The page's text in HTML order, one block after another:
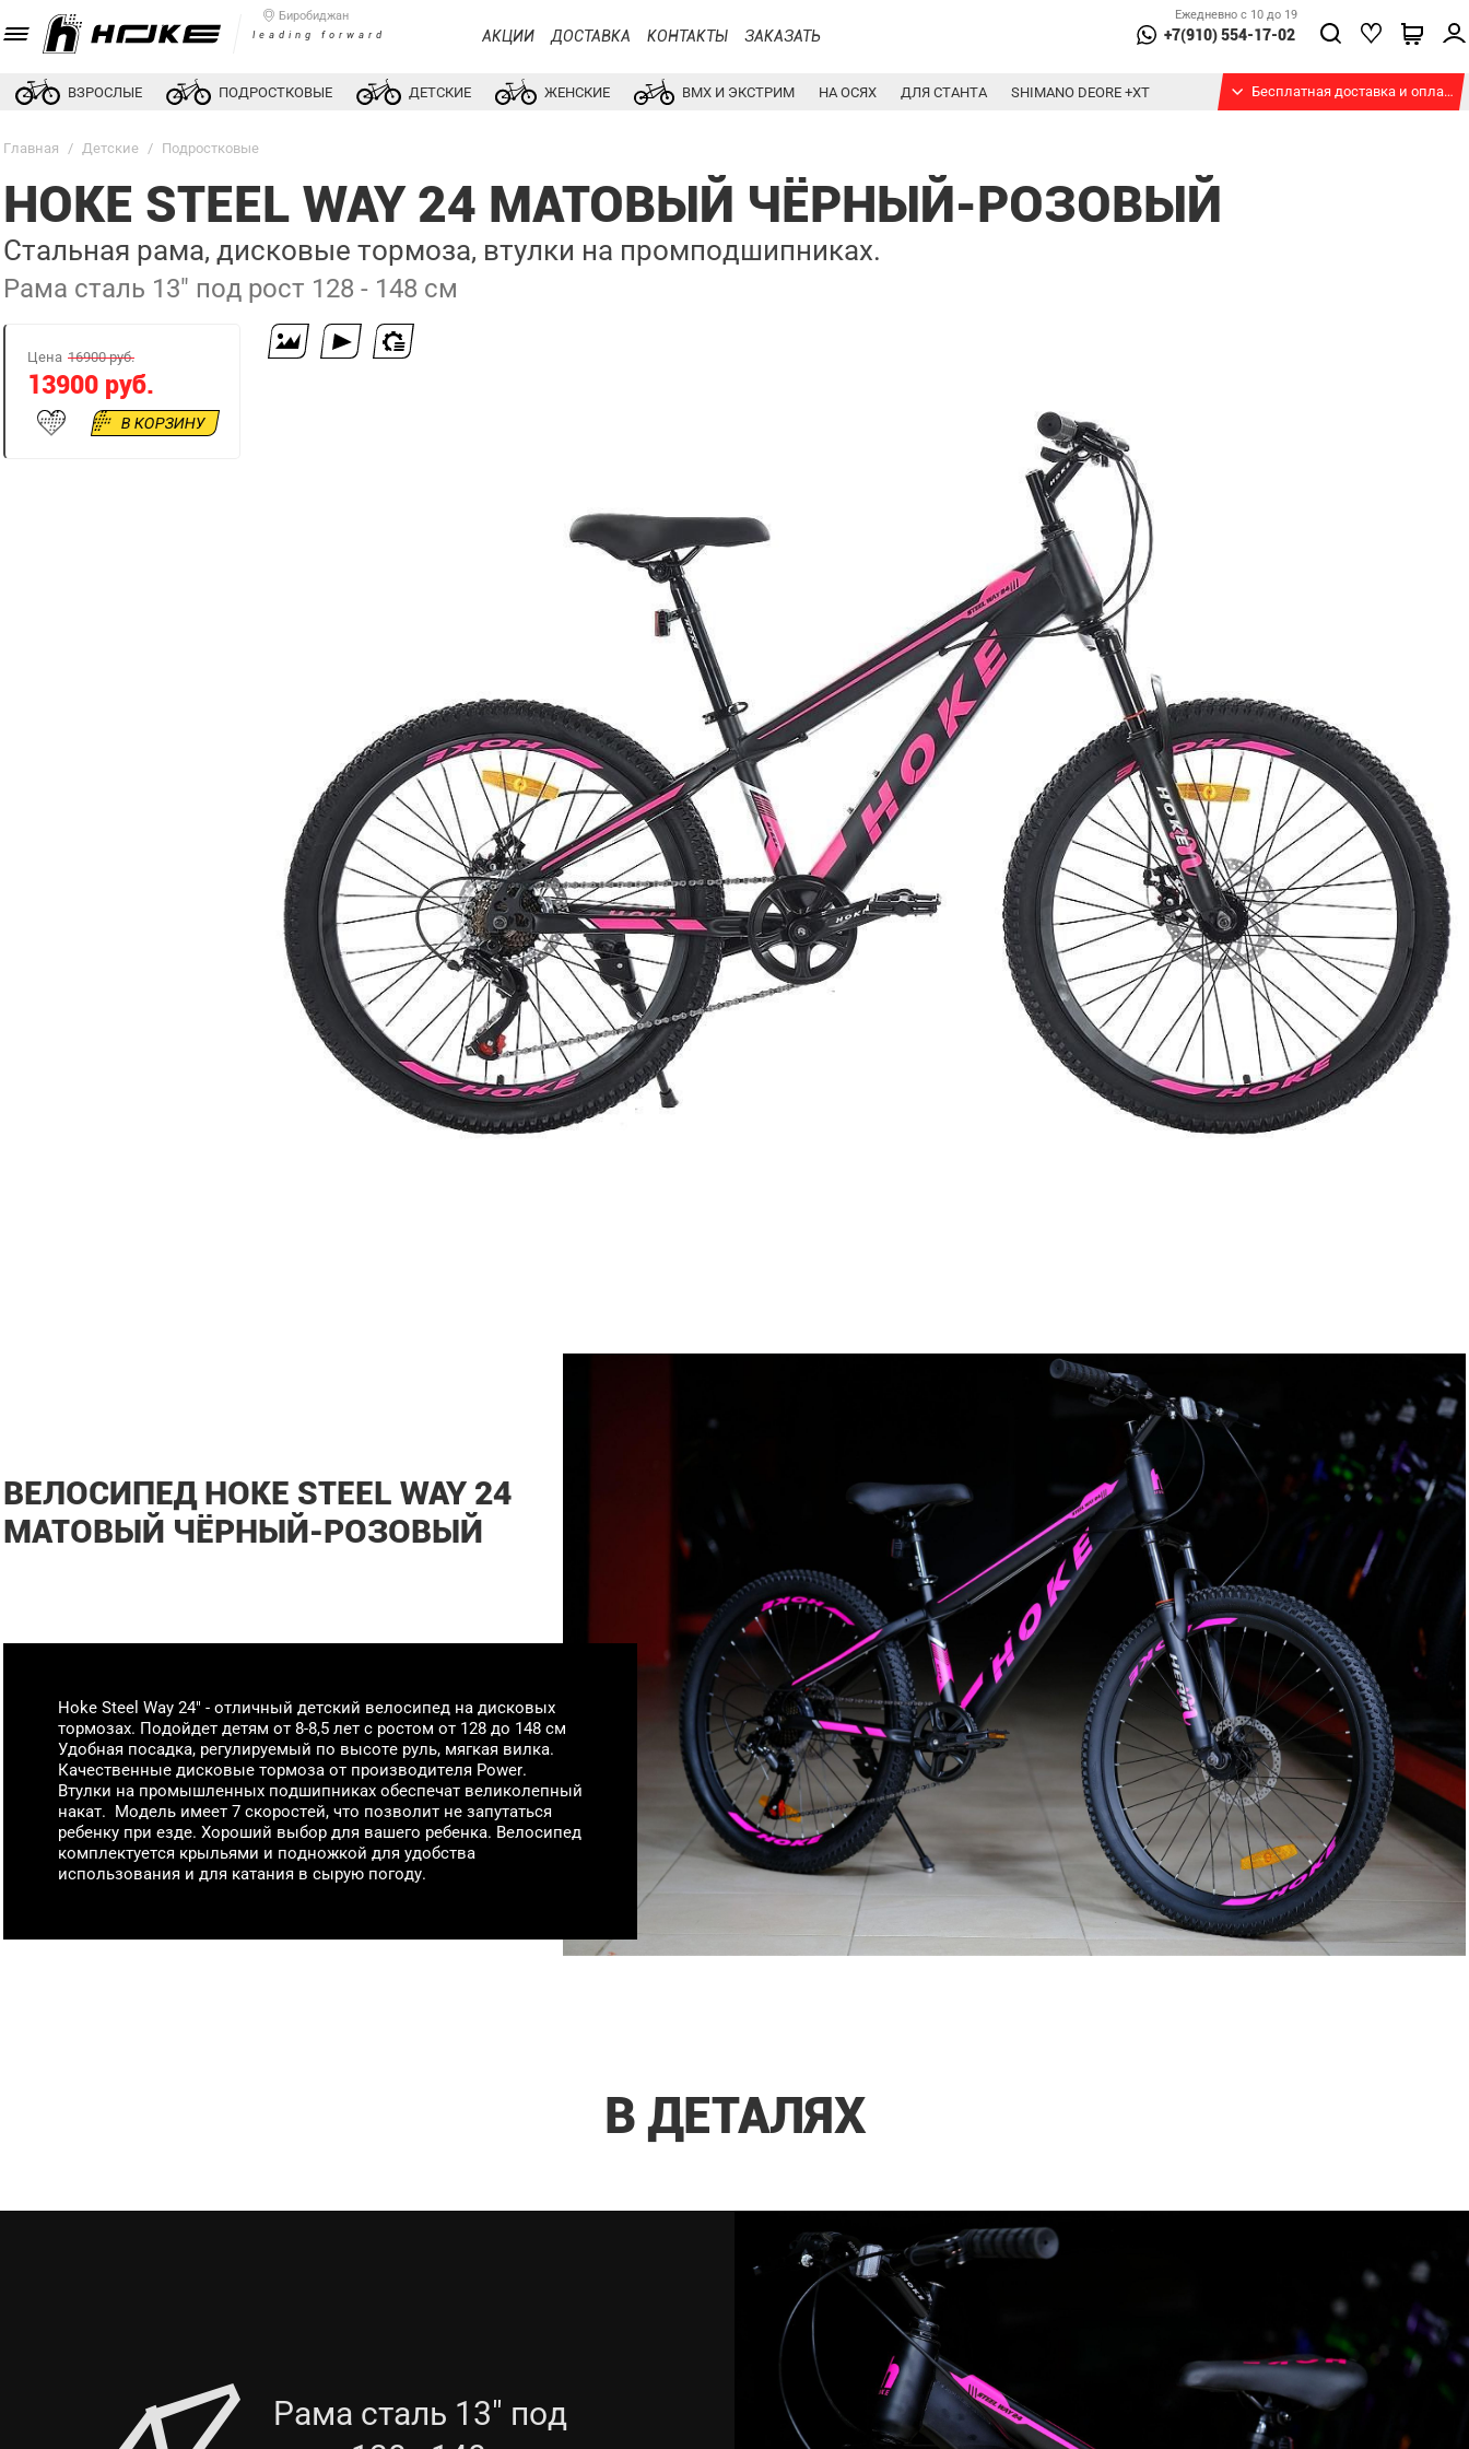
Биробиджан
leading forward АКЦИИ ДОСТАВКА КОНТАКТЫ ЗАКАЗАТЬ
Ежедневно с 10 до 19
+7(910) 554-17-02
ВЗРОСЛЫЕ ПОДРОСТКОВЫЕ ДЕТСКИЕ ЖЕНСКИЕ BMX И ЭКСТРИМ НА ОСЯХ ДЛЯ СТАНТА SHIMANO DEORE +XT Бесплатная доставка и оплата при получении
Главная / Детские / Подростковые
HOKE STEEL WAY 24 МАТОВЫЙ ЧЁРНЫЙ-РОЗОВЫЙ
Стальная рама, дисковые тормоза, втулки на промподшипниках.
Рама сталь 13" под рост 128 - 148 см
Цена 16900 руб.
13900 руб.
В КОРЗИНУ
ВЕЛОСИПЕД HOKE STEEL WAY 24
МАТОВЫЙ ЧЁРНЫЙ-РОЗОВЫЙ
Hoke Steel Way 24" - отличный детский велосипед на дисковых
тормозах. Подойдет детям от 8-8,5 лет с ростом от 128 до 148 см
Удобная посадка, регулируемый по высоте руль, мягкая вилка.
Качественные дисковые тормоза от производителя Power.
Втулки на промышленных подшипниках обеспечат великолепный
накат. Модель имеет 7 скоростей, что позволит не запутаться
ребенку при езде. Хороший выбор для вашего ребенка. Велосипед
комплектуется крыльями и подножкой для удобства
использования и для катания в сырую погоду.
В ДЕТАЛЯХ
Рама сталь 13" под